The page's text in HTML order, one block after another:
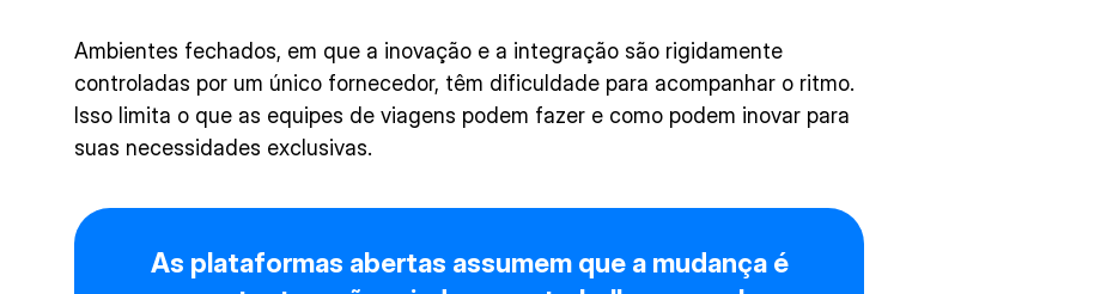
Ambientes fechados, em que a inovação e a integração são rigidamente
controladas por um único fornecedor, têm dificuldade para acompanhar o ritmo.
Isso limita o que as equipes de viagens podem fazer e como podem inovar para
suas necessidades exclusivas.
As plataformas abertas assumem que a mudança é